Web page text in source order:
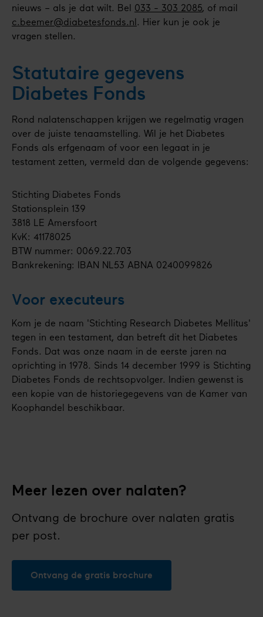
nieuws – als je dat wilt. Bel 033 - 303 2085, of mail
c.beemer@diabetesfonds.nl . Hier kun je ook je
vragen stellen.
Statutaire gegevens
Diabetes Fonds
Rond nalatenschappen krijgen we regelmatig vragen
over de juiste tenaamstelling. Wil je het Diabetes
Fonds als erfgenaam of voor een legaat in je
testament zetten, vermeld dan de volgende gegevens:
Stichting Diabetes Fonds
Stationsplein 139
3818 LE Amersfoort
KvK: 41178025
BTW nummer: 0069.22.703
Bankrekening: IBAN NL53 ABNA 0240099826
Voor executeurs
Kom je de naam 'Stichting Research Diabetes Mellitus'
tegen in een testament, dan betreft dit het Diabetes
Fonds. Dat was onze naam in de eerste jaren na
oprichting in 1978. Sinds 14 december 1999 is Stichting
Diabetes Fonds de rechtsopvolger. Indien gewenst is
een kopie van de historiegegevens van de Kamer van
Koophandel beschikbaar.
Meer lezen over nalaten?
Ontvang de brochure over nalaten gratis
per post.
Ontvang de gratis brochure